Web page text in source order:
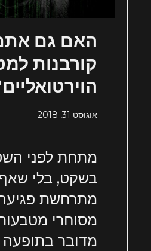
האם גם
קורבנות
אוגוסט 31, 2018
מתחת לפני
בשקט, בלי
מתרחשת פגיעה
מסוחרי
מדובר